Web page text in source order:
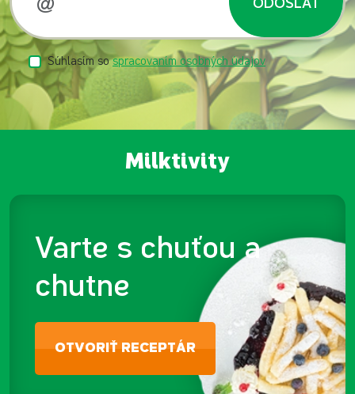
Súhlasím sospracovaním osobných údajov
Milktivity
Varte s chuťou a
chutne
OTVORIŤ RECEPTÁR